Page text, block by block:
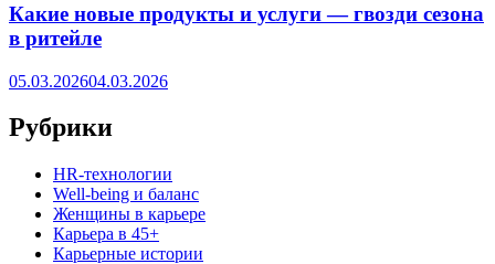
Какие новые продукты и услуги — гвозди сезона
в ритейле
05.03.202604.03.2026
Рубрики
HR‑технологии
Well-being и баланс
Женщины в карьере
Карьера в 45+
Карьерные истории